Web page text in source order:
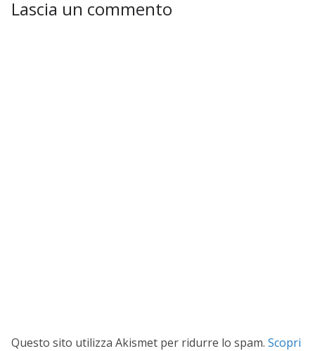
Lascia un commento
Questo sito utilizza Akismet per ridurre lo spam. Scopri